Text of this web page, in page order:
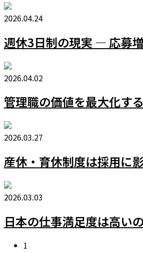
2026.04.24
週休3日制の現実 ― 応募
2026.04.02
管理職の価値を最大化す
2026.03.27
産休・育休制度は採用に
2026.03.03
日本の仕事満足度は高い
1